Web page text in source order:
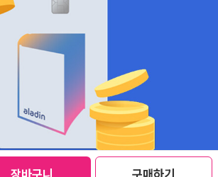
장바구니 구매하기